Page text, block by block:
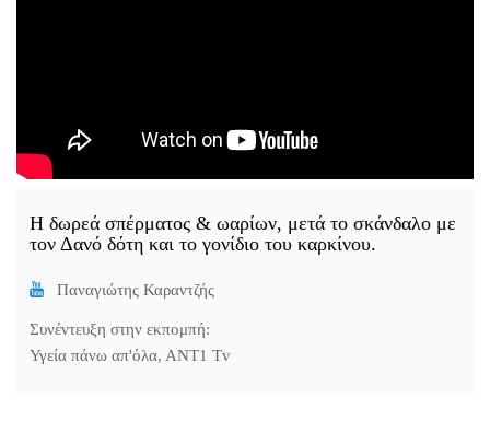
H δωρεά σπέρματος & ωαρίων, μετά το σκάνδαλο με
τον Δανό δότη και το γονίδιο του καρκίνου.
Παναγιώτης Καραντζής
Συνέντευξη στην εκπομπή:
Υγεία πάνω απ'όλα, ΑΝΤ1 Tv